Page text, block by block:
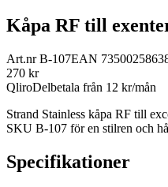
Kåpa RF till
Art.nrB-107EAN
270 kr
QliroDelbetala från 12 kr/mån
Strand Stainless kåpa RF till
SKU B-107 för en stilren och
Specifikationer